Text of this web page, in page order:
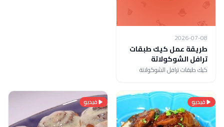
2026-07-08
طريقة عمل كيك طبقات
ترافل الشوكولاتة
كيك طبقات ترافل الشوكولاتة
فيديو فيديو